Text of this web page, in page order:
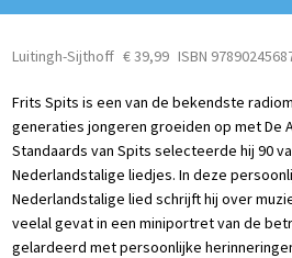
Luitingh-Sijthoff € 39,99 ISBN
Frits Spits is een van de bekendste
generaties jongeren groeiden op met De
Standaards van Spits selecteerde hij 90
Nederlandstalige liedjes. In deze
Nederlandstalige lied schrijft hij over
veelal gevat in een miniportret van de
gelardeerd met persoonlijke